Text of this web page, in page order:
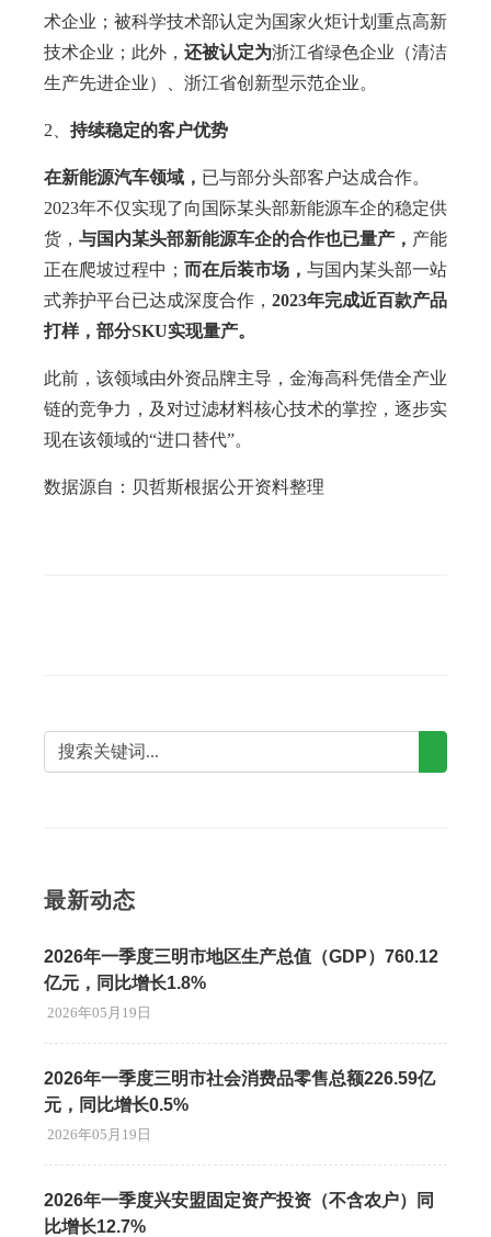
术企业；被科学技术部认定为国家火炬计划重点高新
技术企业；此外， 还被认定为浙江省绿色企业（清洁
生产先进企业）、浙江省创新型示范企业。
2、 持续稳定的客户优势
在新能源汽车领域， 已与部分头部客户达成合作。
2023年不仅实现了向国际某头部新能源车企的稳定供
货， 与国内某头部新能源车企的合作也已量产， 产能
正在爬坡过程中； 而在后装市场， 与国内某头部一站
式养护平台已达成深度合作， 2023年完成近百款产品
打样，部分SKU实现量产。
此前，该领域由外资品牌主导，金海高科凭借全产业
链的竞争力，及对过滤材料核心技术的掌控，逐步实
现在该领域的“进口替代”。
数据源自：贝哲斯根据公开资料整理
最新动态
2026年一季度三明市地区生产总值（GDP）760.12
亿元，同比增长1.8%
2026年05月19日
2026年一季度三明市社会消费品零售总额226.59亿
元，同比增长0.5%
2026年05月19日
2026年一季度兴安盟固定资产投资（不含农户）同
比增长12.7%